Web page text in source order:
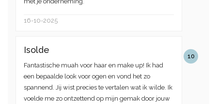
16-10-2025
10
Isolde
Fantastische muah voor haar en make up! Ik had
een bepaalde look voor ogen en vond het zo
spannend. Jij wist precies te vertalen wat ik wilde. Ik
voelde me zo ontzettend op mijn gemak door jouw